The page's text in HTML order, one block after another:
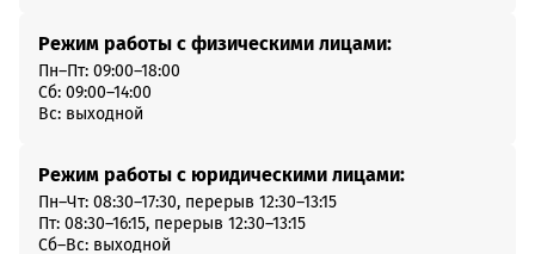
Режим работы с физическими лицами:
Пн–Пт: 09:00–18:00
Сб: 09:00–14:00
Вс: выходной
Режим работы с юридическими лицами:
Пн–Чт: 08:30–17:30, перерыв 12:30–13:15
Пт: 08:30–16:15, перерыв 12:30–13:15
Сб–Вс: выходной